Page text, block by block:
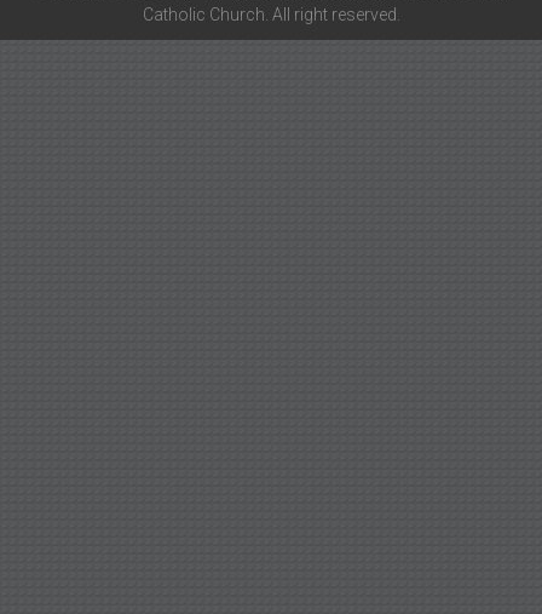
Catholic Church. All right reserved.